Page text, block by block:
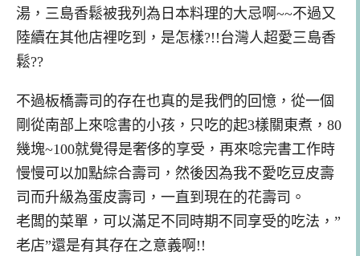
湯，三島香鬆被我列為日本料理的大忌啊~~不過又
陸續在其他店裡吃到，是怎樣?!!台灣人超愛三島香
鬆??
不過板橋壽司的存在也真的是我們的回憶，從一個
剛從南部上來唸書的小孩，只吃的起3樣關東煮，80
幾塊~100就覺得是奢侈的享受，再來唸完書工作時
慢慢可以加點綜合壽司，然後因為我不愛吃豆皮壽
司而升級為蛋皮壽司，一直到現在的花壽司。
老闆的菜單，可以滿足不同時期不同享受的吃法，”
老店”還是有其存在之意義啊!!